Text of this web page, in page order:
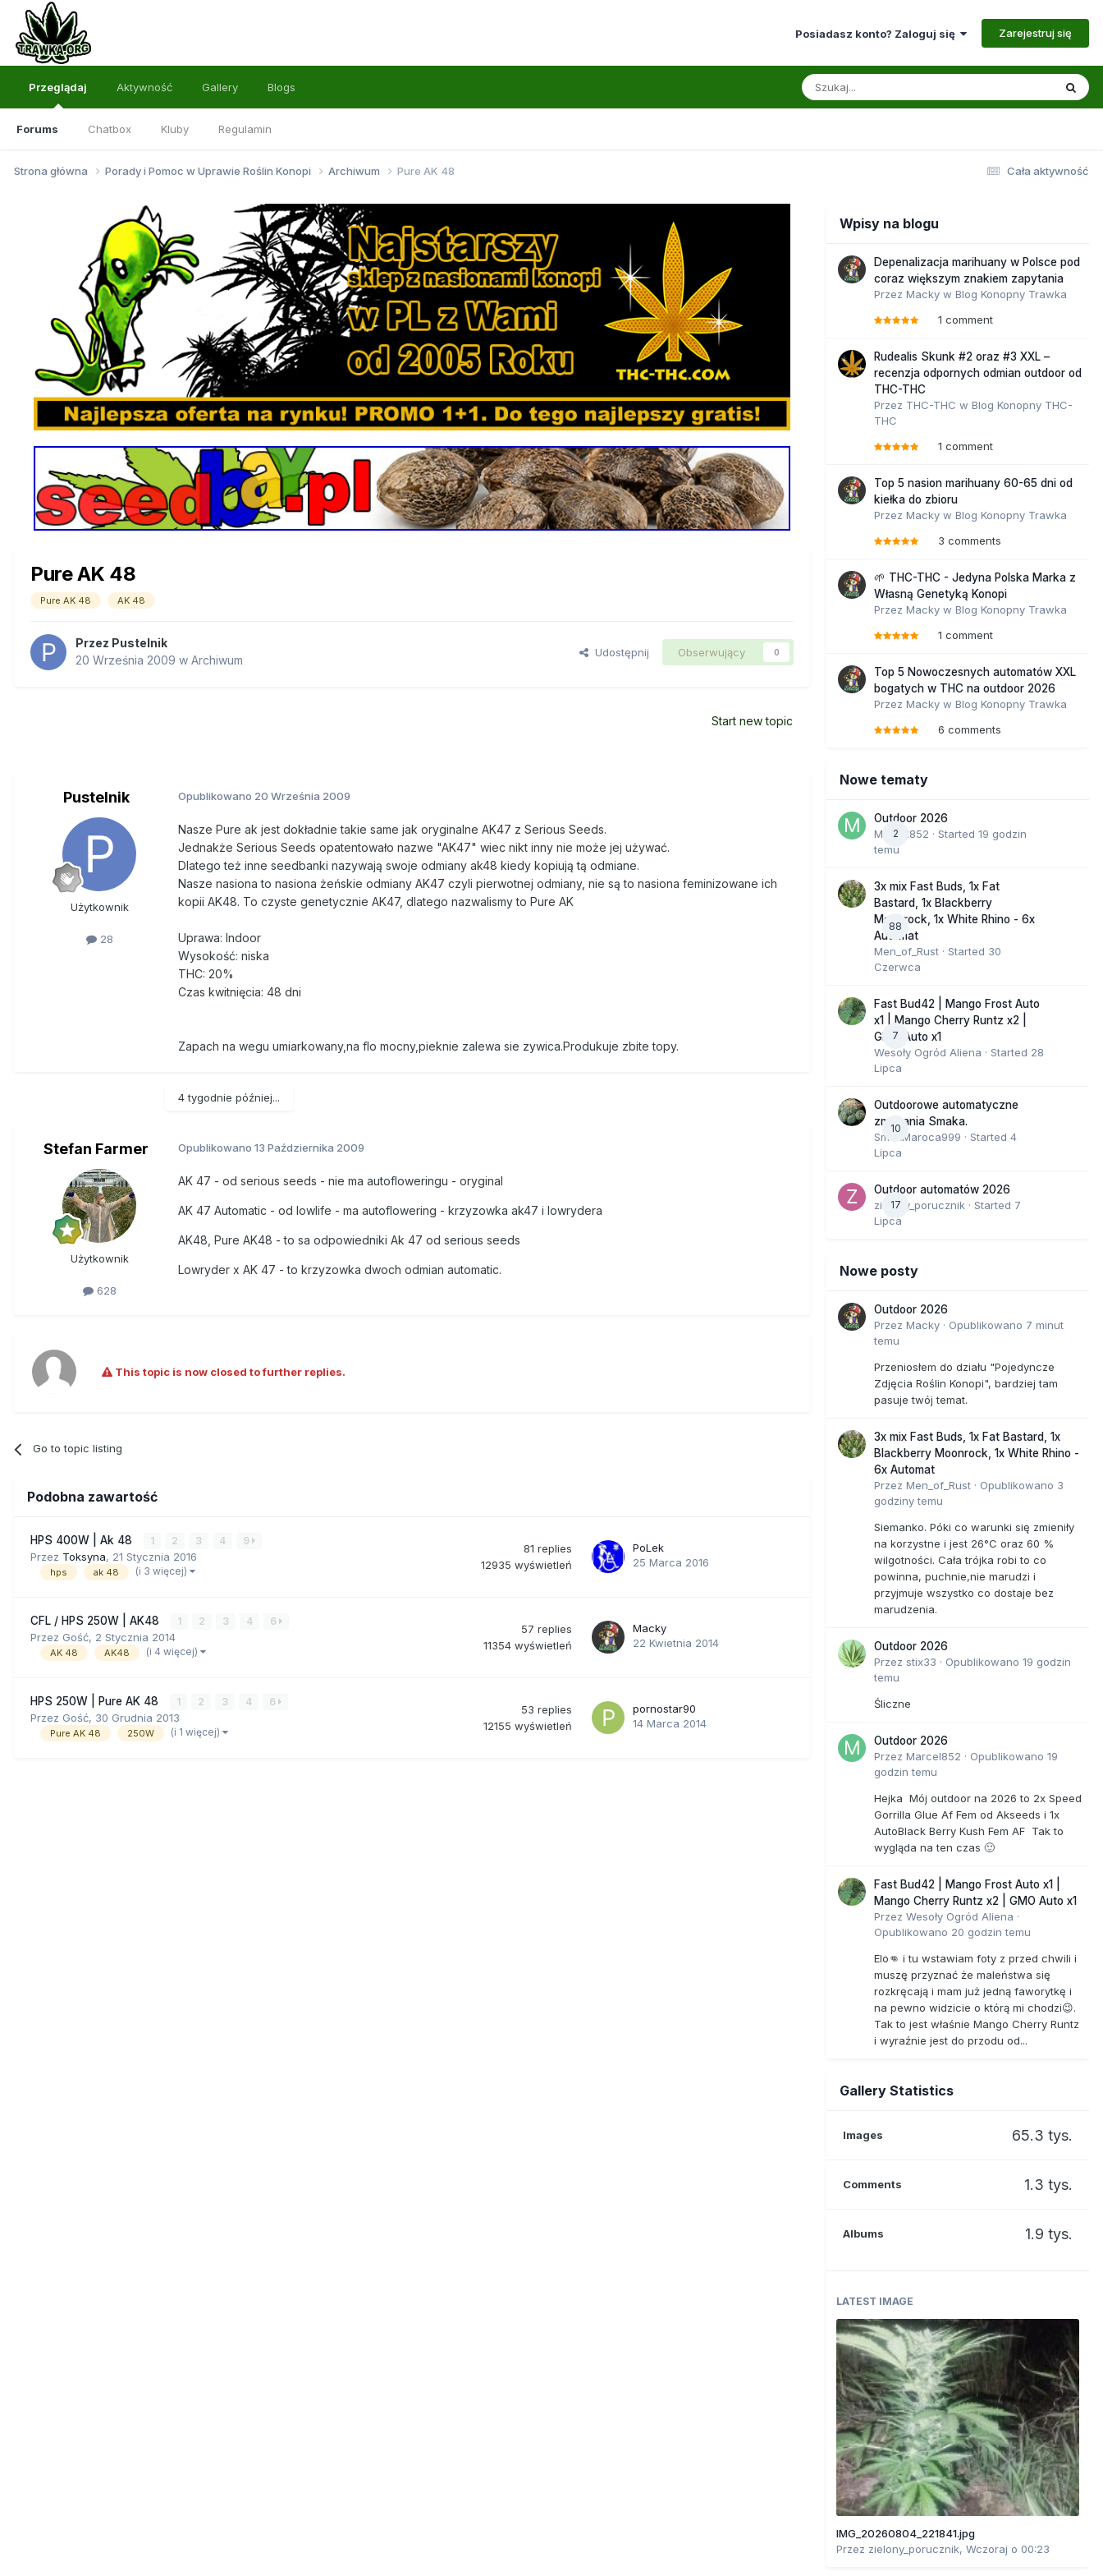
Posiadasz konto? Zaloguj się Zarejestruj się
Przeglądaj
Forums Chatbox Kluby Regulamin
Aktywność Gallery Blogs
Cała aktywność
Strona główna Porady i Pomoc w Uprawie Roślin Konopi Archiwum Pure AK 48
Pure AK 48
Pure AK 48 AK 48
Przez Pustelnik
20 Września 2009 w Archiwum
Udostępnij Obserwujący 0
Start new topic
Pustelnik
Użytkownik
28
Opublikowano 20 Września 2009
Nasze Pure ak jest dokładnie takie same jak oryginalne AK47 z Serious Seeds.
Jednakże Serious Seeds opatentowało nazwe "AK47" wiec nikt inny nie może jej używać.
Dlatego też inne seedbanki nazywają swoje odmiany ak48 kiedy kopiują tą odmiane.
Nasze nasiona to nasiona żeńskie odmiany AK47 czyli pierwotnej odmiany, nie są to nasiona feminizowane ich
kopii AK48. To czyste genetycznie AK47, dlatego nazwalismy to Pure AK
Uprawa: Indoor
Wysokość: niska
THC: 20%
Czas kwitnięcia: 48 dni
Zapach na wegu umiarkowany,na flo mocny,pieknie zalewa sie zywica.Produkuje zbite topy.
4 tygodnie później...
Stefan Farmer
Użytkownik
628
Opublikowano 13 Października 2009
AK 47 - od serious seeds - nie ma autofloweringu - oryginal
AK 47 Automatic - od lowlife - ma autoflowering - krzyzowka ak47 i lowrydera
AK48, Pure AK48 - to sa odpowiedniki Ak 47 od serious seeds
Lowryder x AK 47 - to krzyzowka dwoch odmian automatic.
This topic is now closed to further replies.
Go to topic listing
Podobna zawartość
HPS 400W | Ak 48 1 2 3 4 9
Przez Toksyna, 21 Stycznia 2016
hps ak 48 (i 3 więcej)
81 replies
12935 wyświetleń
PoLek
25 Marca 2016
CFL / HPS 250W | AK48 1 2 3 4 6
Przez Gość, 2 Stycznia 2014
AK 48 AK48 (i 4 więcej)
57 replies
11354 wyświetleń
Macky
22 Kwietnia 2014
HPS 250W | Pure AK 48 1 2 3 4 6
Przez Gość, 30 Grudnia 2013
Pure AK 48 250W (i 1 więcej)
53 replies
12155 wyświetleń
pornostar90
14 Marca 2014
Wpisy na blogu
Depenalizacja marihuany w Polsce pod
coraz większym znakiem zapytania
Przez Macky w Blog Konopny Trawka
1 comment
Rudealis Skunk #2 oraz #3 XXL –
recenzja odpornych odmian outdoor od
THC-THC
Przez THC-THC w Blog Konopny THC-
THC
1 comment
Top 5 nasion marihuany 60-65 dni od
kiełka do zbioru
Przez Macky w Blog Konopny Trawka
3 comments
🌱 THC-THC - Jedyna Polska Marka z
Własną Genetyką Konopi
Przez Macky w Blog Konopny Trawka
1 comment
Top 5 Nowoczesnych automatów XXL
bogatych w THC na outdoor 2026
Przez Macky w Blog Konopny Trawka
6 comments
Nowe tematy
2
Outdoor 2026
Marcel852 · Started 19 godzin
temu
88
3x mix Fast Buds, 1x Fat
Bastard, 1x Blackberry
Moonrock, 1x White Rhino - 6x
Automat
Men_of_Rust · Started 30
Czerwca
7
Fast Bud42 | Mango Frost Auto
x1 | Mango Cherry Runtz x2 |
GMO Auto x1
Wesoły Ogród Aliena · Started 28
Lipca
10
Outdoorowe automatyczne
zmagania Smaka.
SmakMaroca999 · Started 4
Lipca
17
Outdoor automatów 2026
zielony_porucznik · Started 7
Lipca
Nowe posty
Outdoor 2026
Przez Macky · Opublikowano 7 minut
temu
Przeniosłem do działu "Pojedyncze
Zdjęcia Roślin Konopi", bardziej tam
pasuje twój temat.
3x mix Fast Buds, 1x Fat Bastard, 1x
Blackberry Moonrock, 1x White Rhino -
6x Automat
Przez Men_of_Rust · Opublikowano 3
godziny temu
Siemanko. Póki co warunki się zmieniły
na korzystne i jest 26°C oraz 60 %
wilgotności. Cała trójka robi to co
powinna, puchnie,nie marudzi i
przyjmuje wszystko co dostaje bez
marudzenia.
Outdoor 2026
Przez stix33 · Opublikowano 19 godzin
temu
Śliczne
Outdoor 2026
Przez Marcel852 · Opublikowano 19
godzin temu
Hejka Mój outdoor na 2026 to 2x Speed
Gorrilla Glue Af Fem od Akseeds i 1x
AutoBlack Berry Kush Fem AF Tak to
wygląda na ten czas 🙂
Fast Bud42 | Mango Frost Auto x1 |
Mango Cherry Runtz x2 | GMO Auto x1
Przez Wesoły Ogród Aliena ·
Opublikowano 20 godzin temu
Elo👊 i tu wstawiam foty z przed chwili i
muszę przyznać że maleństwa się
rozkręcają i mam już jedną faworytkę i
na pewno widzicie o którą mi chodzi😉.
Tak to jest właśnie Mango Cherry Runtz
i wyraźnie jest do przodu od...
Gallery Statistics
Images 65.3 tys.
Comments 1.3 tys.
Albums 1.9 tys.
LATEST IMAGE
IMG_20260804_221841.jpg
Przez zielony_porucznik, Wczoraj o 00:23